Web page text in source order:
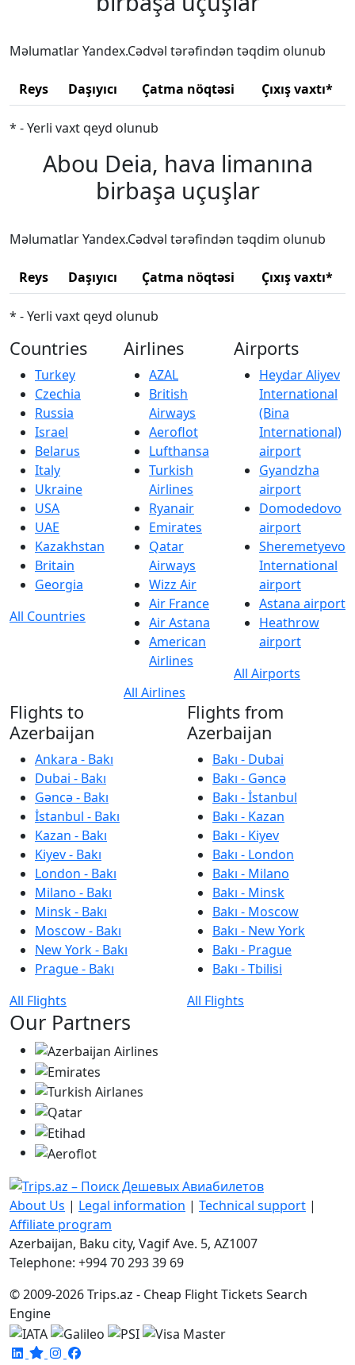
Məlumatlar Yandex.Cədvəl tərəfindən təqdim olunub
Reys Daşıyıcı Çatma nöqtəsi Çıxış vaxtı*
* - Yerli vaxt qeyd olunub
Abou Deia, hava limanına
birbaşa uçuşlar
Məlumatlar Yandex.Cədvəl tərəfindən təqdim olunub
Reys Daşıyıcı Çatma nöqtəsi Çıxış vaxtı*
* - Yerli vaxt qeyd olunub
Countries
Turkey
Czechia
Russia
Israel
Belarus
Italy
Ukraine
USA
UAE
Kazakhstan
Britain
Georgia
All Countries
Airlines
AZAL
British
Airways
Aeroflot
Lufthansa
Turkish
Airlines
Ryanair
Emirates
Qatar
Airways
Wizz Air
Air France
Air Astana
American
Airlines
All Airlines
Airports
Heydar Aliyev
International
(Bina
International)
airport
Gyandzha
airport
Domodedovo
airport
Sheremetyevo
International
airport
Astana airport
Heathrow
airport
All Airports
Flights to
Azerbaijan
Ankara - Bakı
Dubai - Bakı
Gəncə - Bakı
İstanbul - Bakı
Kazan - Bakı
Kiyev - Bakı
London - Bakı
Milano - Bakı
Minsk - Bakı
Moscow - Bakı
New York - Bakı
Prague - Bakı
All Flights
Flights from
Azerbaijan
Bakı - Dubai
Bakı - Gəncə
Bakı - İstanbul
Bakı - Kazan
Bakı - Kiyev
Bakı - London
Bakı - Milano
Bakı - Minsk
Bakı - Moscow
Bakı - New York
Bakı - Prague
Bakı - Tbilisi
All Flights
Our Partners
About Us | Legal information | Technical support |
Affiliate program
Azerbaijan, Baku city, Vagif Ave. 5, AZ1007
Telephone: +994 70 293 39 69
© 2009-2026 Trips.az - Cheap Flight Tickets Search
Engine